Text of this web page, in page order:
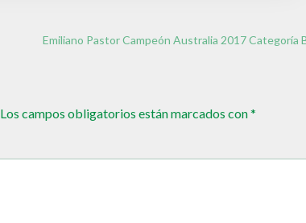
Emiliano Pastor Campeón Australia 2017 Categoría
Los campos obligatorios están marcados con*